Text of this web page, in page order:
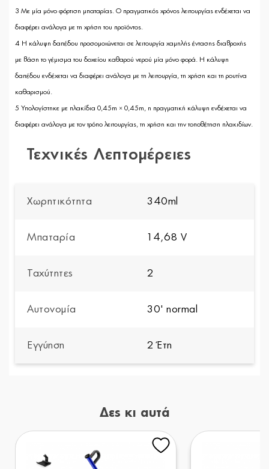
3 Με μία μόνο φόρτιση μπαταρίας. Ο πραγματικός χρόνος λειτουργίας ενδέχεται να
διαφέρει ανάλογα με τη χρήση του προϊόντος.
4 Η κάλυψη δαπέδου προσομοιώνεται σε λειτουργία χαμηλής έντασης διαβροχής
με βάση το γέμισμα του δοχείου καθαρού νερού μία μόνο φορά. Η κάλυψη
δαπέδου ενδέχεται να διαφέρει ανάλογα με τη λειτουργία, τη χρήση και τη ρουτίνα
καθαρισμού.
5 Υπολογίστηκε με πλακίδια 0,45m × 0,45m, η πραγματική κάλυψη ενδέχεται να
διαφέρει ανάλογα με τον τρόπο λειτουργίας, τη χρήση και την τοποθέτηση πλακιδίων.
Τεχνικές Λεπτομέρειες
Χωρητικότητα 340ml
Μπαταρία 14,68 V
Ταχύτητες 2
Αυτονομία 30' normal
Εγγύηση 2 Έτη
Δες κι αυτά